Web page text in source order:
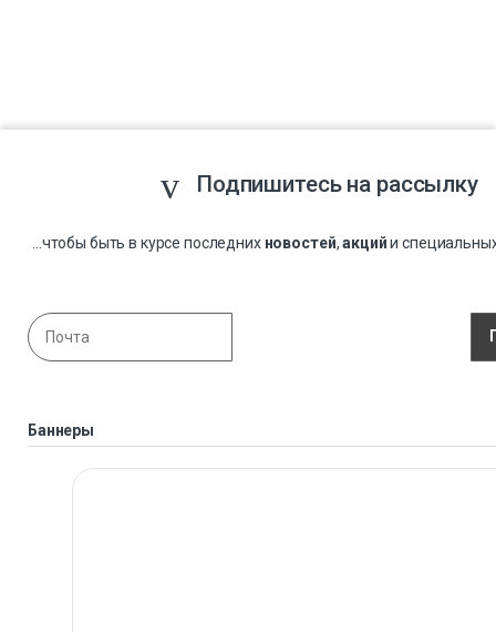
Подпишитесь на рассылку
...чтобы быть в курсе последних новостей,акцийи
Баннеры